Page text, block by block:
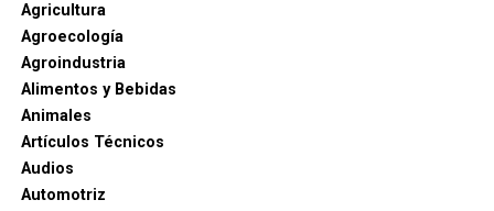
Agricultura
Agroecología
Agroindustria
Alimentos y Bebidas
Animales
Artículos Técnicos
Audios
Automotriz